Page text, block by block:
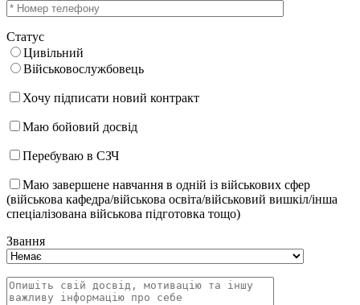
Статус
Цивільний
Військовослужбовець
Хочу підписати новий контракт
Маю бойовий досвід
Перебуваю в СЗЧ
Маю завершене навчання в одній із військових сфер
(військова кафедра/військова освіта/військовий вишкіл/інша
спеціалізована військова підготовка тощо)
Звання